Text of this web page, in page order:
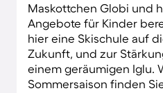
Maskottchen Globi und
Angebote für Kinder
hier eine Skischule auf
Zukunft, und zur
einem geräumigen Iglu.
Sommersaison finden